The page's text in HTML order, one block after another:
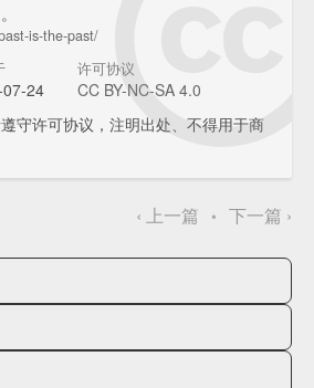
is-the-past/
24
许可协议
CC BY-NC-SA 4.0
守许可协议，注明出处、不得用于商
‹ 上一篇 • 下一篇 ›